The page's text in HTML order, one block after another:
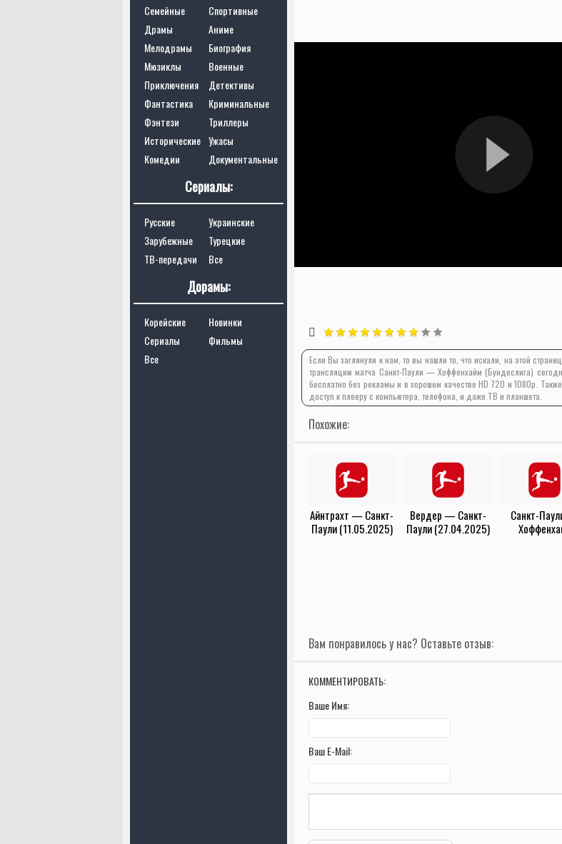
Семейные
Спортивные
Драмы
Аниме
Мелодрамы
Биография
Мюзиклы
Военные
Приключения
Детективы
Фантастика
Криминальные
Фэнтези
Триллеры
Исторические Ужасы
Комедии
Документальные
Сериалы:
Русские
Украинские
Зарубежные
Турецкие
ТВ-передачи
Все
Дорамы:
Корейские
Новинки
Сериалы
Фильмы
Все
Если Вы заглянули к нам, то вы нашли то, что искали, на этой
трансляцию матча Санкт-Паули — Хоффенхайм (Бундеслига)
бесплатно без рекламы и в хорошем качестве HD 720 и 1080p.
доступ к плееру с компьютера, телефона, и даже ТВ и планшета.
Похожие:
Айнтрахт — Санкт-
Паули (11.05.2025)
Вердер — Санкт-
Паули (27.04.2025)
Санкт-
Вам понравилось у нас? Оставьте отзыв:
КОММЕНТИРОВАТЬ:
Ваше Имя:
Ваш E-Mail: